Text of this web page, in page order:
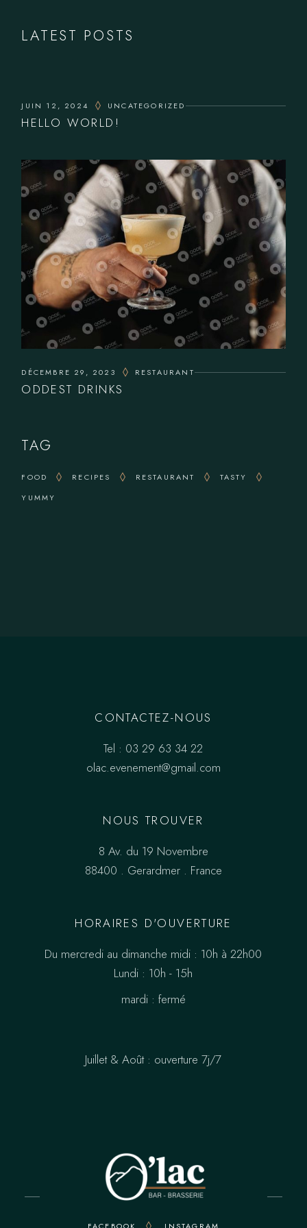
LATEST POSTS
JUIN 12, 2024 UNCATEGORIZED
HELLO WORLD!
DÉCEMBRE 29, 2023 RESTAURANT
ODDEST DRINKS
TAG
FOOD RECIPES RESTAURANT
TASTY
YUMMY
CONTACTEZ-NOUS
Tel : 03 29 63 34 22
olac.evenement@gmail.com
NOUS TROUVER
8 Av. du 19 Novembre
88400 . Gerardmer . France
HORAIRES D'OUVERTURE
Du mercredi au dimanche midi : 10h à 22h00
Lundi : 10h - 15h
mardi : fermé
Juillet & Août : ouverture 7j/7